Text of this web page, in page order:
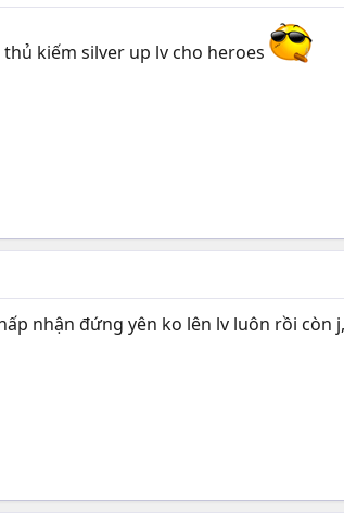
kiếm silver up lv cho heroes
nhận đứng yên ko lên lv luôn rồi